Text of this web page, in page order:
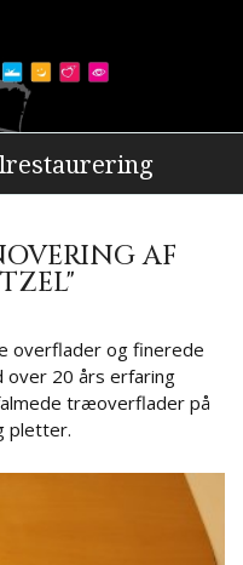
AF
overflader og finerede
over 20 års erfaring
træoverflader på
pletter.